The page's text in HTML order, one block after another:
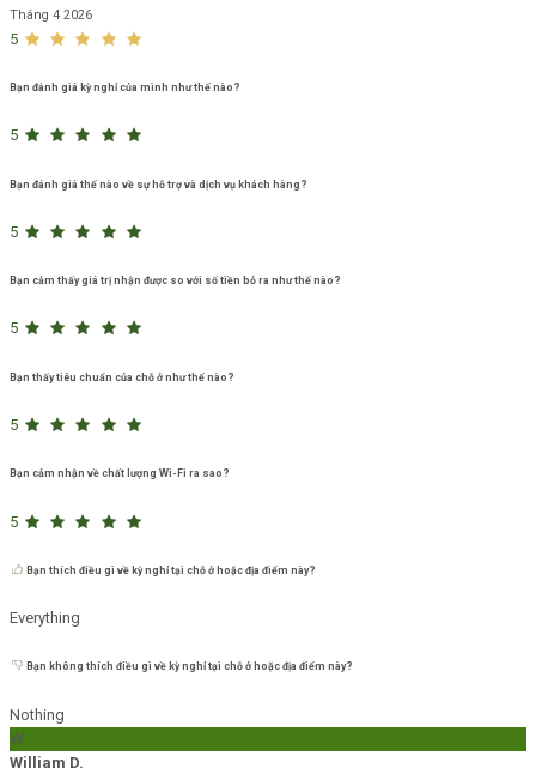
Tháng 4 2026
5
Bạn đánh giá kỳ nghỉ của mình như thế nào?
5
Bạn đánh giá thế nào về sự hỗ trợ và dịch vụ khách hàng?
5
Bạn cảm thấy giá trị nhận được so với số tiền bỏ ra như thế nào?
5
Bạn thấy tiêu chuẩn của chỗ ở như thế nào?
5
Bạn cảm nhận về chất lượng Wi-Fi ra sao?
5
Bạn thích điều gì về kỳ nghỉ tại chỗ ở hoặc địa điểm này?
Everything
Bạn không thích điều gì về kỳ nghỉ tại chỗ ở hoặc địa điểm này?
Nothing
W
William D.